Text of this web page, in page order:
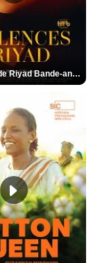
Les Silences de Riyad Bande-annonce VO STFR